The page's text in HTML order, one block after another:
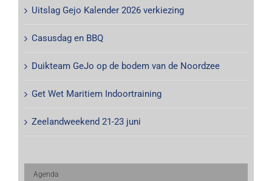
Uitslag Gejo Kalender 2026 verkiezing
Casusdag en BBQ
Duikteam GeJo op de bodem van de Noordzee
Get Wet Maritiem Indoortraining
Zeelandweekend 21-23 juni
Agenda